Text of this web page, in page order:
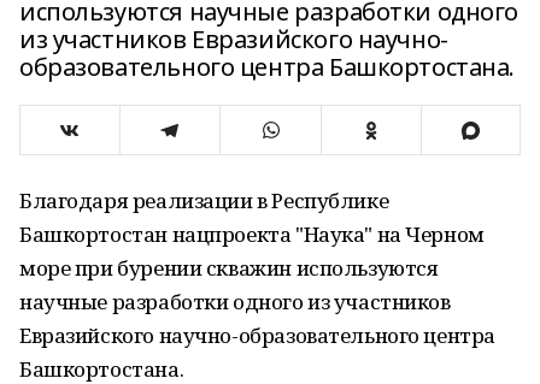
используются научные разработки одного
из участников Евразийского научно-
образовательного центра Башкортостана.
Благодаря реализации в Республике
Башкортостан нацпроекта "Наука" на Черном
море при бурении скважин используются
научные разработки одного из участников
Евразийского научно-образовательного центра
Башкортостана.